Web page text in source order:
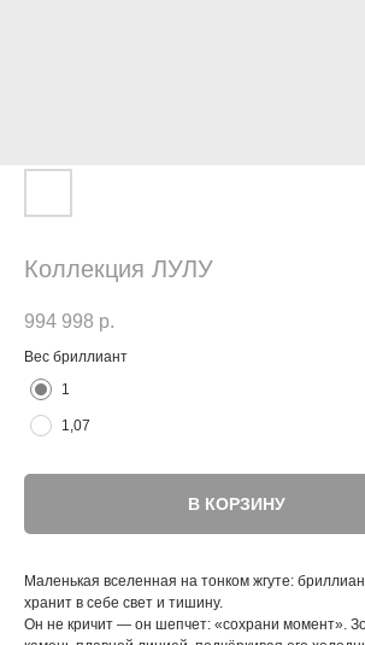
Коллекция ЛУЛУ
994 998 р.
Вес бриллиант
1
1,07
В КОРЗИНУ
Маленькая вселенная на тонком жгуте:
хранит в себе свет и тишину.
Он не кричит — он шепчет: «сохрани момент».